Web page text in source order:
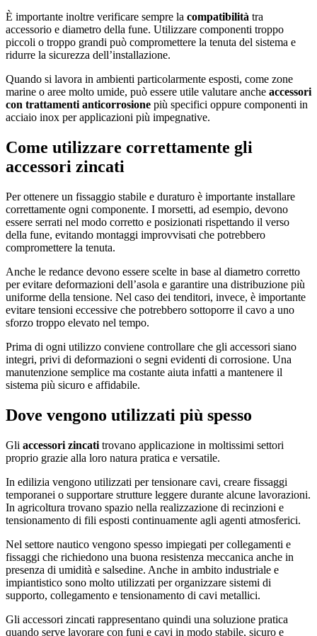
È importante inoltre verificare sempre la compatibilità tra
accessorio e diametro della fune. Utilizzare componenti troppo
piccoli o troppo grandi può compromettere la tenuta del sistema e
ridurre la sicurezza dell’installazione.
Quando si lavora in ambienti particolarmente esposti, come zone
marine o aree molto umide, può essere utile valutare anche accessori
con trattamenti anticorrosione più specifici oppure componenti in
acciaio inox per applicazioni più impegnative.
Come utilizzare correttamente gli
accessori zincati
Per ottenere un fissaggio stabile e duraturo è importante installare
correttamente ogni componente. I morsetti, ad esempio, devono
essere serrati nel modo corretto e posizionati rispettando il verso
della fune, evitando montaggi improvvisati che potrebbero
compromettere la tenuta.
Anche le redance devono essere scelte in base al diametro corretto
per evitare deformazioni dell’asola e garantire una distribuzione più
uniforme della tensione. Nel caso dei tenditori, invece, è importante
evitare tensioni eccessive che potrebbero sottoporre il cavo a uno
sforzo troppo elevato nel tempo.
Prima di ogni utilizzo conviene controllare che gli accessori siano
integri, privi di deformazioni o segni evidenti di corrosione. Una
manutenzione semplice ma costante aiuta infatti a mantenere il
sistema più sicuro e affidabile.
Dove vengono utilizzati più spesso
Gli accessori zincati trovano applicazione in moltissimi settori
proprio grazie alla loro natura pratica e versatile.
In edilizia vengono utilizzati per tensionare cavi, creare fissaggi
temporanei o supportare strutture leggere durante alcune lavorazioni.
In agricoltura trovano spazio nella realizzazione di recinzioni e
tensionamento di fili esposti continuamente agli agenti atmosferici.
Nel settore nautico vengono spesso impiegati per collegamenti e
fissaggi che richiedono una buona resistenza meccanica anche in
presenza di umidità e salsedine. Anche in ambito industriale e
impiantistico sono molto utilizzati per organizzare sistemi di
supporto, collegamento e tensionamento di cavi metallici.
Gli accessori zincati rappresentano quindi una soluzione pratica
quando serve lavorare con funi e cavi in modo stabile, sicuro e